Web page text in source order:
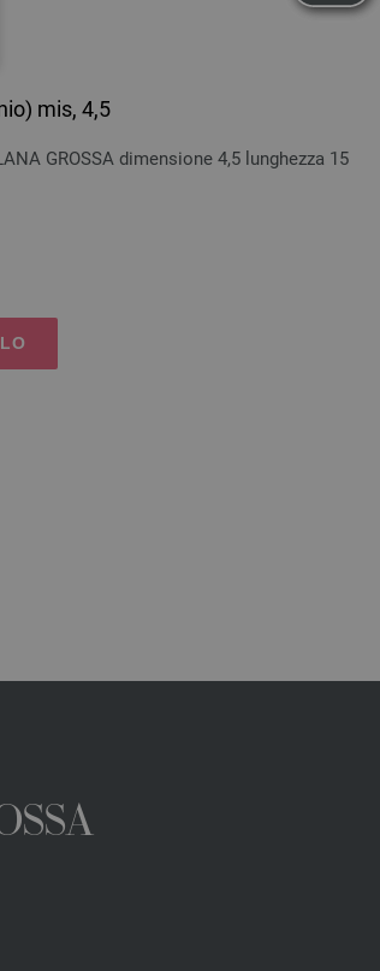
mis, 4,5
GROSSA dimensione 4,5 lunghezza 15